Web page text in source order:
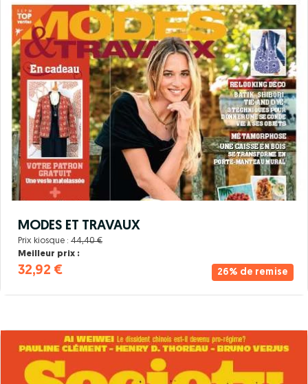
26% de remise
MODES ET TRAVAUX
Prix kiosque : 44,40 €
Meilleur prix :
32,92 €